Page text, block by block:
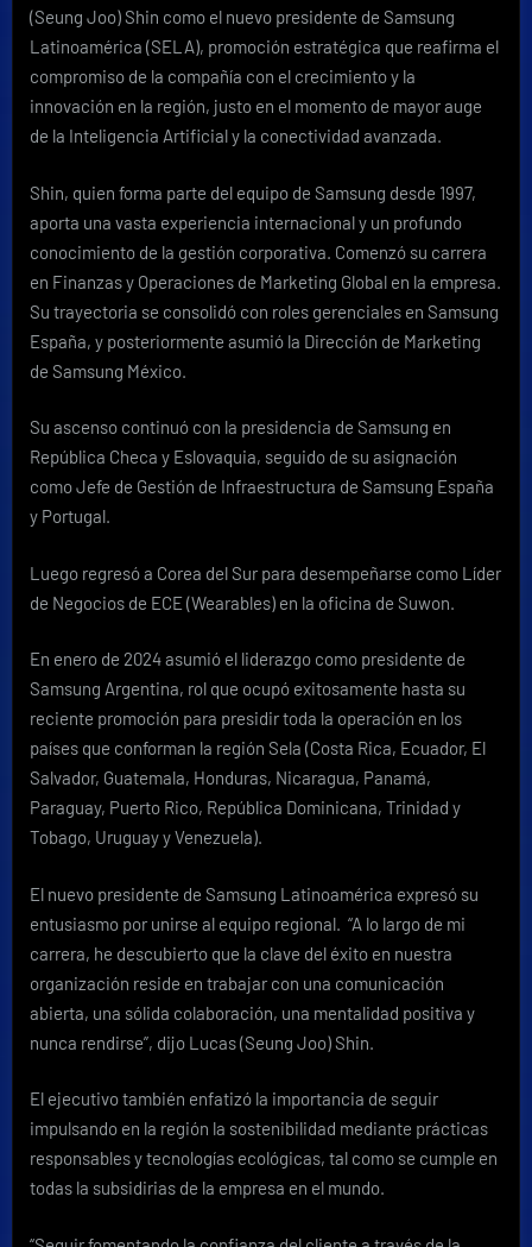
Samsung
para
Centroamérica,
el
Caribe,
Ecuador,
Uruguay
(Seung Joo) Shin como el nuevo presidente de Samsung
Latinoamérica (SELA), promoción estratégica que reafirma el
compromiso de la compañía con el crecimiento y la
innovación en la región, justo en el momento de mayor auge
de la Inteligencia Artificial y la conectividad avanzada.
Shin, quien forma parte del equipo de Samsung desde 1997,
aporta una vasta experiencia internacional y un profundo
conocimiento de la gestión corporativa. Comenzó su carrera
en Finanzas y Operaciones de Marketing Global en la empresa.
Su trayectoria se consolidó con roles gerenciales en Samsung
España, y posteriormente asumió la Dirección de Marketing
de Samsung México.
Su ascenso continuó con la presidencia de Samsung en
República Checa y Eslovaquia, seguido de su asignación
como Jefe de Gestión de Infraestructura de Samsung España
y Portugal.
Luego regresó a Corea del Sur para desempeñarse como Líder
de Negocios de ECE (Wearables) en la oficina de Suwon.
En enero de 2024 asumió el liderazgo como presidente de
Samsung Argentina, rol que ocupó exitosamente hasta su
reciente promoción para presidir toda la operación en los
países que conforman la región Sela (Costa Rica, Ecuador, El
Salvador, Guatemala, Honduras, Nicaragua, Panamá,
Paraguay, Puerto Rico, República Dominicana, Trinidad y
Tobago, Uruguay y Venezuela).
El nuevo presidente de Samsung Latinoamérica expresó su
entusiasmo por unirse al equipo regional. “A lo largo de mi
carrera, he descubierto que la clave del éxito en nuestra
organización reside en trabajar con una comunicación
abierta, una sólida colaboración, una mentalidad positiva y
nunca rendirse”, dijo Lucas (Seung Joo) Shin.
El ejecutivo también enfatizó la importancia de seguir
impulsando en la región la sostenibilidad mediante prácticas
responsables y tecnologías ecológicas, tal como se cumple en
todas la subsidirias de la empresa en el mundo.